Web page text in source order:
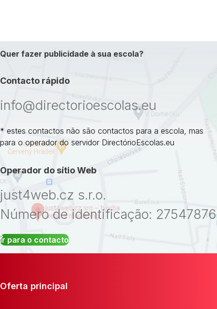
Quer fazer publicidade à sua escola?
Contacto rápido
info@directorioescolas.eu
* estes contactos não são contactos para a escola, mas
para o operador do servidor DirectórioEscolas.eu
Operador do sítio Web
just4web.cz s.r.o.
Número de identificação: 27547876
Ir para o contacto
Oferta principal